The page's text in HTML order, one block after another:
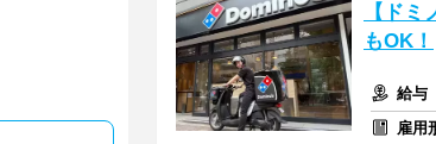
【ド
もOK！
給与
雇用